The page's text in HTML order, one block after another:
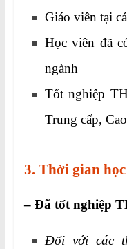
Giáo viên tại
Học viên đã
ngành
Tốt nghiệp
Trung cấp,
3. Thời gian
– Đã tốt nghiệp
Đối với các